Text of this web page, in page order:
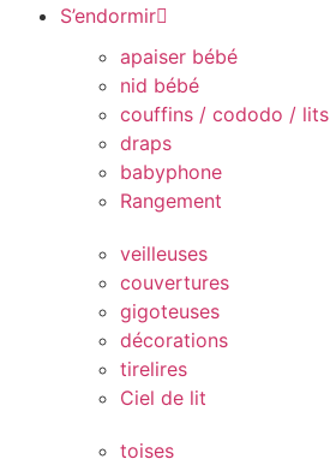
S’endormir
apaiser bébé
nid bébé
couffins / cododo / lits
draps
babyphone
Rangement
veilleuses
couvertures
gigoteuses
décorations
tirelires
Ciel de lit
toises